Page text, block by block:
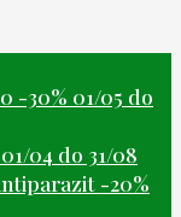
-30% 01/05 do
04 do 31/08
-20%